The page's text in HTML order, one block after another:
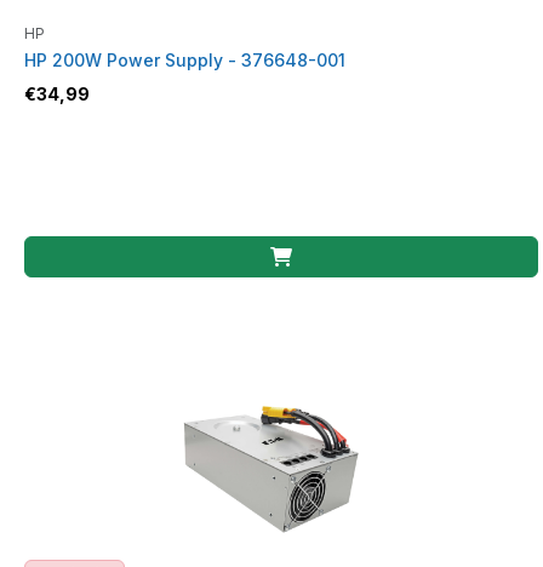
HP
HP 200W Power Supply - 376648-001
€34,99